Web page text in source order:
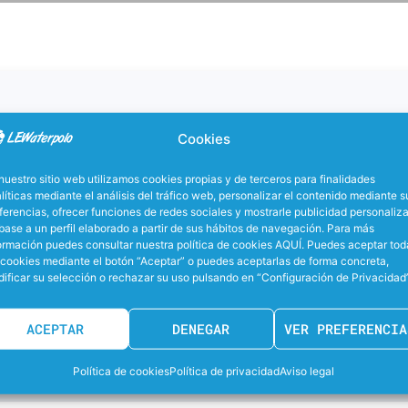
Cookies
sitio web utilizamos cookies propias y de terceros para finalidades
mediante el análisis del tráfico web, personalizar el contenido mediante
ofrecer funciones de redes sociales y mostrarle publicidad
a un perfil elaborado a partir de sus hábitos de navegación. Para más
puedes consultar nuestra política de cookies AQUÍ. Puedes aceptar
mediante el botón “Aceptar” o puedes aceptarlas de forma concreta,
su selección o rechazar su uso pulsando en “Configuración de
ACEPTAR DENEGAR VER
Política de cookiesPolítica de privacidadAviso legal
PARTIDOS JUGADOS
PARTIDOS GANADOS
GANADOS FUERA
GOLES MARCADOS
GOLES EN CASA
GOLES FUERA